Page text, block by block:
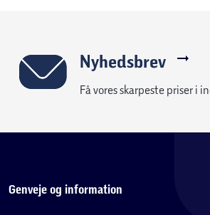
Mål og vægt
Nyhedsbrev
Få vores skarpeste priser i
Genveje og information